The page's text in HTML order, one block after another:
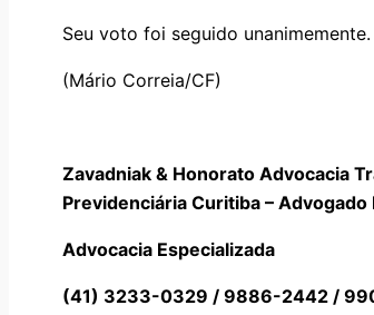
Seu voto foi seguido unanimemente.
(Mário Correia/CF)
Zavadniak & Honorato Advocacia
Previdenciária Curitiba –
Advocacia Especializada
(41) 3233-0329 / 9886-2442 /